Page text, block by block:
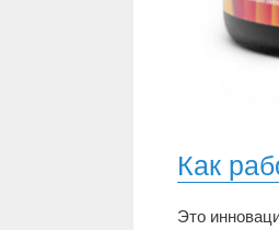
Как
Это